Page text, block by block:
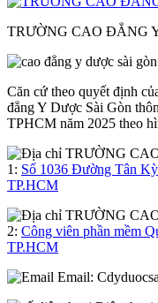
TRƯỜNG CAO ĐẲNG
Căn cứ theo quyết định
đẳng Y Dược Sài Gòn
TPHCM năm 2025 theo
1: Số 1036 Đường Tân
TP.HCM
2: Công viên phần mềm
TP.HCM
Email: